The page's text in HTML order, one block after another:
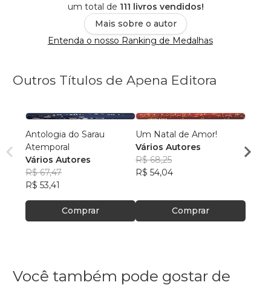
um total de 111 livros vendidos!
Mais sobre o autor
Entenda o nosso Ranking de Medalhas
Outros Títulos de Apena Editora
Antologia do Sarau
Atemporal
Vários Autores
R$ 67,47
R$ 53,41
Comprar
Um Natal de Amor!
Vários Autores
R$ 68,25
R$ 54,04
Comprar
R$
Você também pode gostar de